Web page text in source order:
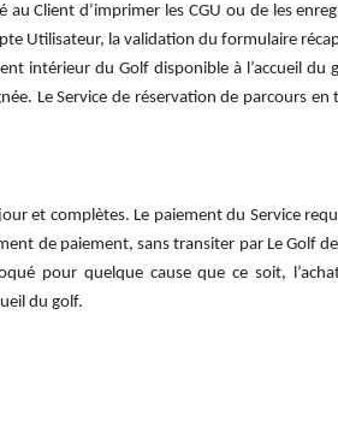
Client d’imprimer les CGU ou de les
Utilisateur, la validation du formulaire
intérieur du Golf disponible à l’accueil du
Le Service de réservation de parcours
et complètes. Le paiement du Service
de paiement, sans transiter par Le Golf
pour quelque cause que ce soit,
du golf.